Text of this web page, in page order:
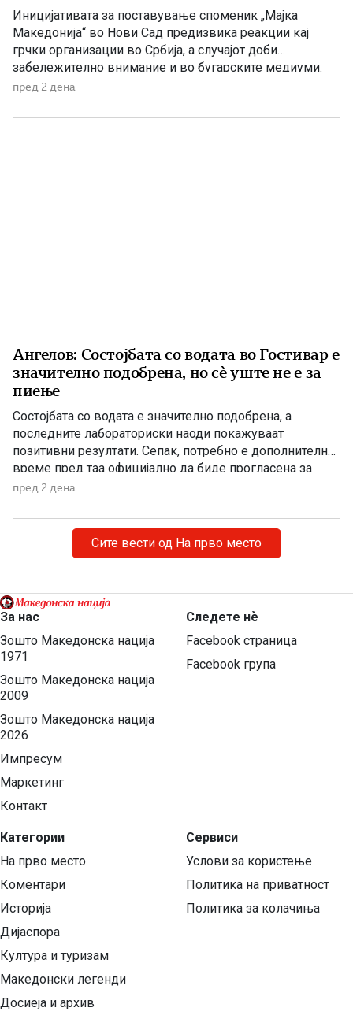
Иницијативата за поставување споменик „Мајка
Македонија“ во Нови Сад предизвика реакции кај
грчки организации во Србија, а случајот доби
забележително внимание и во бугарските медиуми.
Македонскиот национален совет нагласува дека
туку треба да биде траен симбол на македонскиот
пред 2 дена
Ангелов: Состојбата со водата во Гостивар е
значително подобрена, но сè уште не е за
пиење
Состојбата со водата е значително подобрена, а
последните лабораториски наоди покажуваат
позитивни резултати. Сепак, потребно е дополнително
време пред таа официјално да биде прогласена за
исправна за пиење, изјави директорот на Дирекцијата
дека конечната одлука ќе ја донесе Агенцијата за
храна и ветеринарство, откако надлежните
испитувања ќе […]
пред 2 дена
Сите вести од На прво место
За нас
Зошто Македонска нација
1971
Зошто Македонска нација
2009
Зошто Македонска нација
2026
Импресум
Маркетинг
Контакт
Категории
На прво место
Коментари
Историја
Дијаспора
Култура и туризам
Македонски легенди
Досиеја и архив
Следете нѐ
Facebook страница
Facebook група
Сервиси
Услови за користење
Политика на приватност
Политика за колачиња